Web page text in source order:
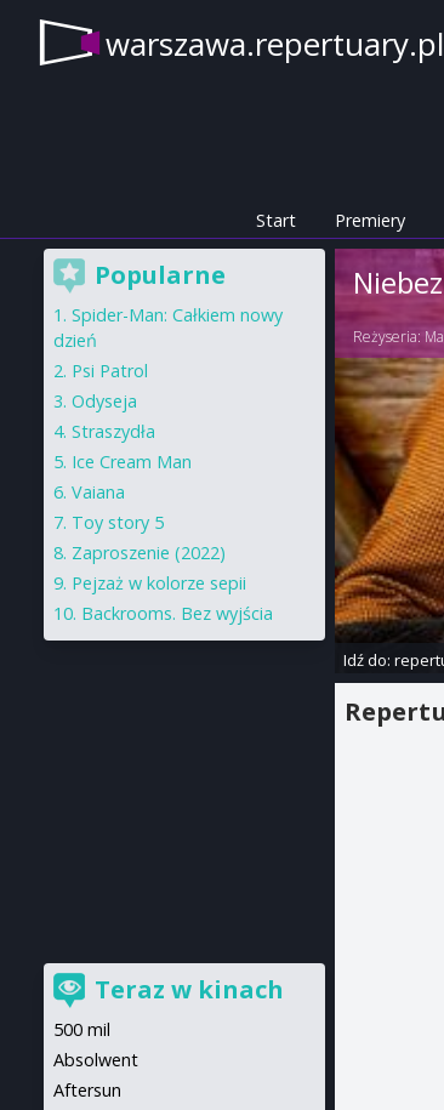
warszawa.repertuary.pl
Start Premiery
Reżyseria:
Idź do:
Popularne
Spider-Man: Całkiem nowy
dzień
Psi Patrol
Odyseja
Straszydła
Ice Cream Man
Vaiana
Toy story 5
Zaproszenie (2022)
Pejzaż w kolorze sepii
Backrooms. Bez wyjścia
Teraz w kinach
500 mil
Absolwent
Aftersun